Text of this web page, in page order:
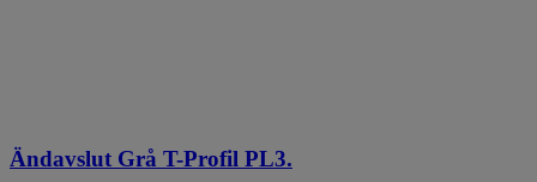
Ändavslut Grå T-Profil PL3.